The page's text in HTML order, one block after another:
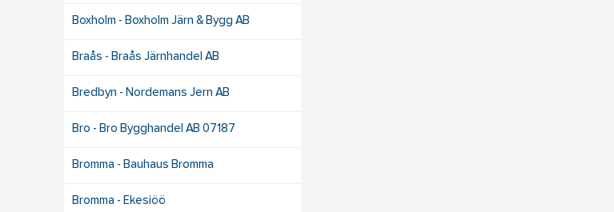
Boxholm - Boxholm Järn & Bygg AB
Braås - Braås Järnhandel AB
Bredbyn - Nordemans Jern AB
Bro - Bro Bygghandel AB 07187
Bromma - Bauhaus Bromma
Bromma - Ekesiöö